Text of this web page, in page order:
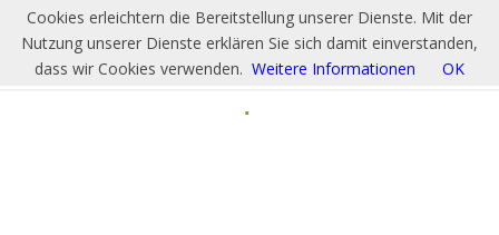
Cookies erleichtern die Bereitstellung unserer Dienste. Mit der
Nutzung unserer Dienste erklären Sie sich damit einverstanden,
dass wir Cookies verwenden. Weitere Informationen OK